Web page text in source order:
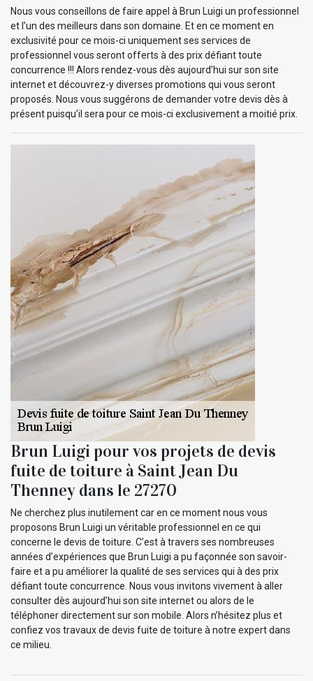
Nous vous conseillons de faire appel à Brun Luigi un professionnel
et l’un des meilleurs dans son domaine. Et en ce moment en
exclusivité pour ce mois-ci uniquement ses services de
professionnel vous seront offerts à des prix défiant toute
concurrence !!! Alors rendez-vous dès aujourd’hui sur son site
internet et découvrez-y diverses promotions qui vous seront
proposés. Nous vous suggérons de demander votre devis dès à
présent puisqu’il sera pour ce mois-ci exclusivement a moitié prix.
Brun Luigi pour vos projets de devis
fuite de toiture à Saint Jean Du
Thenney dans le 27270
Ne cherchez plus inutilement car en ce moment nous vous
proposons Brun Luigi un véritable professionnel en ce qui
concerne le devis de toiture. C’est à travers ses nombreuses
années d’expériences que Brun Luigi a pu façonnée son savoir-
faire et a pu améliorer la qualité de ses services qui à des prix
défiant toute concurrence. Nous vous invitons vivement à aller
consulter dès aujourd’hui son site internet ou alors de le
téléphoner directement sur son mobile. Alors n’hésitez plus et
confiez vos travaux de devis fuite de toiture à notre expert dans
ce milieu.